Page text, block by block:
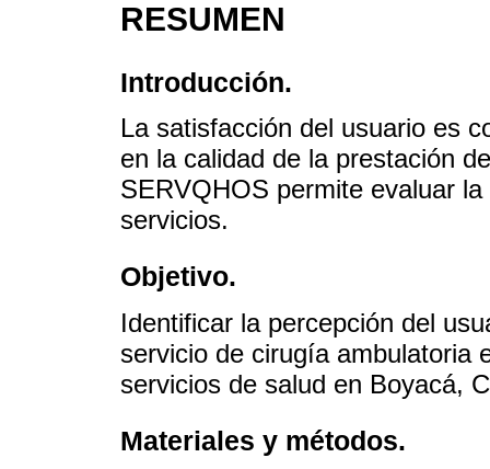
RESUMEN
Introducción.
La satisfacción del usuario es
en la calidad de la prestación
SERVQHOS permite evaluar
servicios.
Objetivo.
Identificar la percepción del
servicio de cirugía ambulatoria
servicios de salud en Boyacá,
Materiales y métodos.